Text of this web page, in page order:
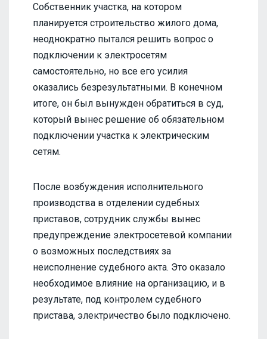
Собственник участка, на котором
планируется строительство жилого дома,
неоднократно пытался решить вопрос о
подключении к электросетям
самостоятельно, но все его усилия
оказались безрезультатными. В конечном
итоге, он был вынужден обратиться в суд,
который вынес решение об обязательном
подключении участка к электрическим
сетям.
После возбуждения исполнительного
производства в отделении судебных
приставов, сотрудник службы вынес
предупреждение электросетевой компании
о возможных последствиях за
неисполнение судебного акта. Это оказало
необходимое влияние на организацию, и в
результате, под контролем судебного
пристава, электричество было подключено.